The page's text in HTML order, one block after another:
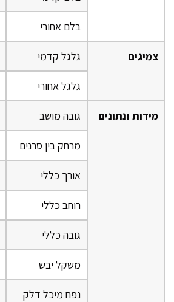
בלם אחורי
צמיגים גלגל קדמי
גלגל אחורי
מידות ונתונים גובה מושב
מרחק בין סרנים
אורך כללי
רוחב כללי
גובה כללי
משקל יבש
נפח מיכל דלק